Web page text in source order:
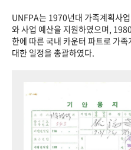
UNFPA는 1970년대 가족계획사
와 사업 예산을 지원하였으며,
한에 따른 국내 카운터 파트로 가
대한 일정을 총괄하였다.